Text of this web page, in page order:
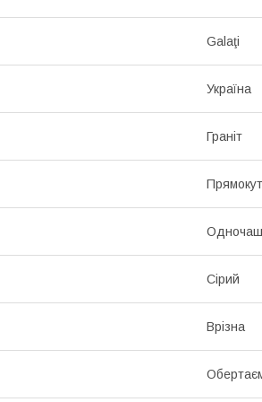
Galaţi
Україна
Граніт
Сірий
Врізна